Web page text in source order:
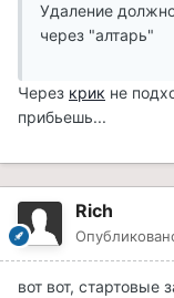
Удаление
через "алтарь"
Через крик не
прибьешь...
Rich
вот вот, стартовые